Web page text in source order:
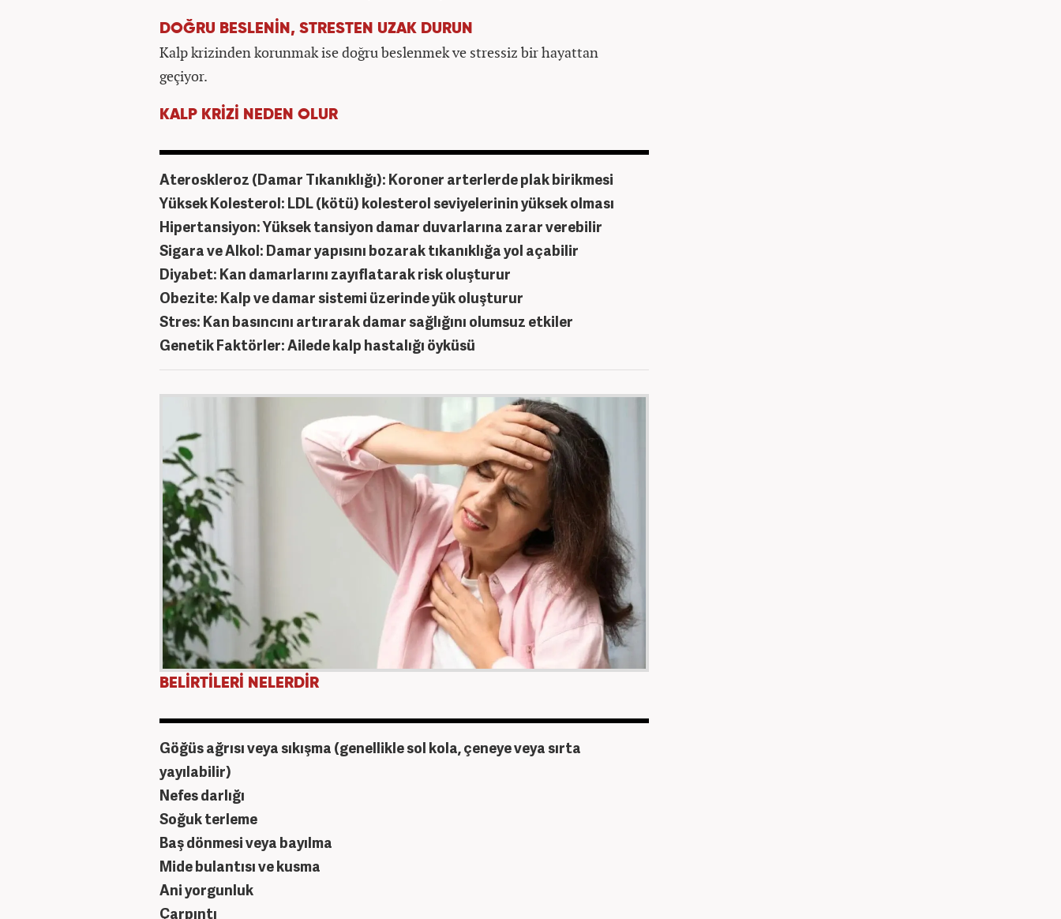
DOĞRU BESLENİN, STRESTEN UZAK DURUN
Kalp krizinden korunmak ise doğru beslenmek ve stressiz bir hayattan
geçiyor.
KALP KRİZİ NEDEN OLUR
Ateroskleroz (Damar Tıkanıklığı): Koroner arterlerde plak birikmesi
Yüksek Kolesterol: LDL (kötü) kolesterol seviyelerinin yüksek olması
Hipertansiyon: Yüksek tansiyon damar duvarlarına zarar verebilir
Sigara ve Alkol: Damar yapısını bozarak tıkanıklığa yol açabilir
Diyabet: Kan damarlarını zayıflatarak risk oluşturur
Obezite: Kalp ve damar sistemi üzerinde yük oluşturur
Stres: Kan basıncını artırarak damar sağlığını olumsuz etkiler
Genetik Faktörler: Ailede kalp hastalığı öyküsü
BELİRTİLERİ NELERDİR
Göğüs ağrısı veya sıkışma (genellikle sol kola, çeneye veya sırta
yayılabilir)
Nefes darlığı
Soğuk terleme
Baş dönmesi veya bayılma
Mide bulantısı ve kusma
Ani yorgunluk
Çarpıntı